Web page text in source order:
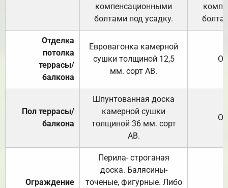
компенсационными
болтами под усадку.
Отделка
потолка
террасы/
балкона
Евровагонка камерной
сушки толщиной 12,5
мм. сорт АВ.
Пол террасы/
балкона
Шпунтованная доска
камерной сушки
толщиной 36 мм. сорт
АВ.
Ограждение
Перила- строганая
доска. Балясины-
точеные, фигурные. Либо